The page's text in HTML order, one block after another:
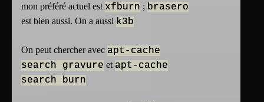
mon préféré actuel est xfburn ; brasero
est bien aussi. On a aussi k3b
On peut chercher avec apt-cache
search gravure et apt-cache
search burn